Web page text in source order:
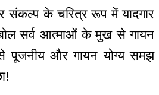
के चरित्र रूप में यादगार
सर्व आत्माओं के मुख से गायन
पूजनीय और गायन योग्य समझ